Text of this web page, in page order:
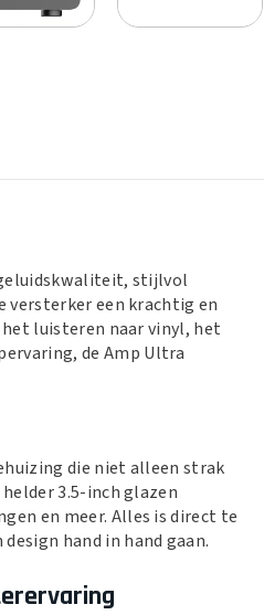
geluidskwaliteit, stijlvol
versterker een krachtig en
luisteren naar vinyl, het
de Amp Ultra
die niet alleen strak
3.5-inch glazen
en meer. Alles is direct te
hand in hand gaan.